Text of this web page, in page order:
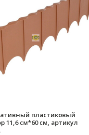
пластиковый
11,6 см*60 см, артикул